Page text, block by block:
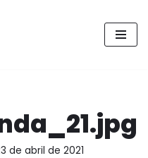
de abril de 2021